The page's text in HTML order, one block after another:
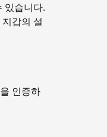
있습니다.
갑의 설
인증하